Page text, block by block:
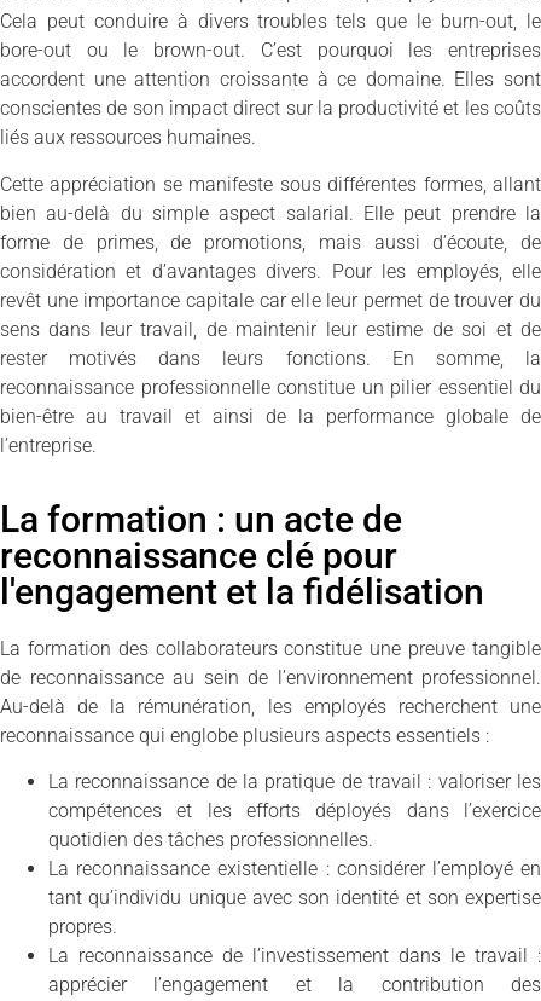
Cela peut conduire à divers troubles tels que le burn-out, le
bore-out ou le brown-out. C’est pourquoi les entreprises
accordent une attention croissante à ce domaine. Elles sont
conscientes de son impact direct sur la productivité et les coûts
liés aux ressources humaines.
Cette appréciation se manifeste sous différentes formes, allant
bien au-delà du simple aspect salarial. Elle peut prendre la
forme de primes, de promotions, mais aussi d’écoute, de
considération et d’avantages divers. Pour les employés, elle
revêt une importance capitale car elle leur permet de trouver du
sens dans leur travail, de maintenir leur estime de soi et de
rester motivés dans leurs fonctions. En somme, la
reconnaissance professionnelle constitue un pilier essentiel du
bien-être au travail et ainsi de la performance globale de
l’entreprise.
La formation : un acte de
reconnaissance clé pour
l'engagement et la fidélisation
La formation des collaborateurs constitue une preuve tangible
de reconnaissance au sein de l’environnement professionnel.
Au-delà de la rémunération, les employés recherchent une
reconnaissance qui englobe plusieurs aspects essentiels :
La reconnaissance de la pratique de travail : valoriser les
compétences et les efforts déployés dans l’exercice
quotidien des tâches professionnelles.
La reconnaissance existentielle : considérer l’employé en
tant qu’individu unique avec son identité et son expertise
propres.
La reconnaissance de l’investissement dans le travail :
apprécier l’engagement et la contribution des